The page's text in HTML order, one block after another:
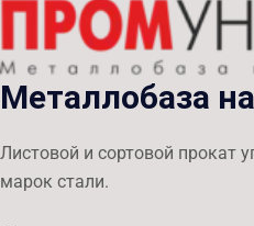
Металлобаза
Листовой и сортовой прокат
марок стали.